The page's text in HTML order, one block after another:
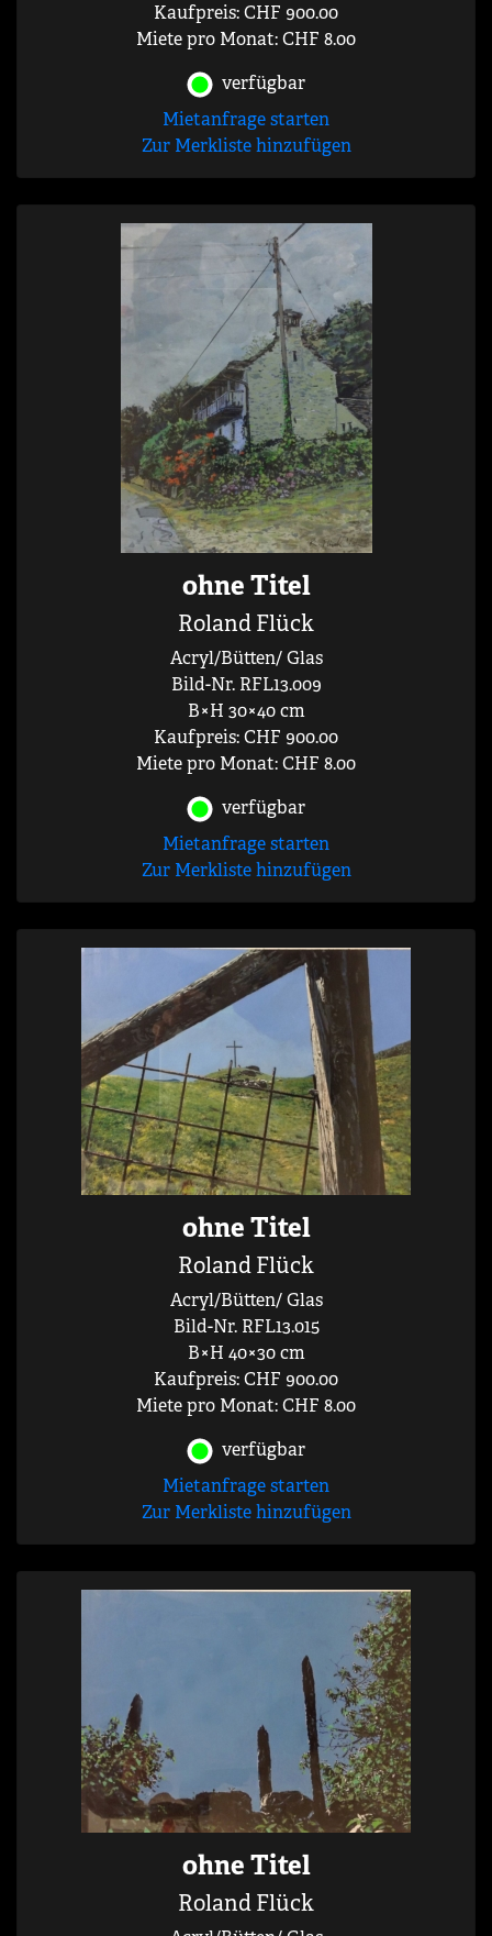
Kaufpreis: CHF 900.00
Miete pro Monat: CHF 8.00
verfügbar
Mietanfrage starten
Zur Merkliste hinzufügen
ohne Titel
Roland Flück
Acryl/Bütten/ Glas
Bild-Nr. RFL13.009
B×H 30×40 cm
Kaufpreis: CHF 900.00
Miete pro Monat: CHF 8.00
verfügbar
Mietanfrage starten
Zur Merkliste hinzufügen
ohne Titel
Roland Flück
Acryl/Bütten/ Glas
Bild-Nr. RFL13.015
B×H 40×30 cm
Kaufpreis: CHF 900.00
Miete pro Monat: CHF 8.00
verfügbar
Mietanfrage starten
Zur Merkliste hinzufügen
ohne Titel
Roland Flück